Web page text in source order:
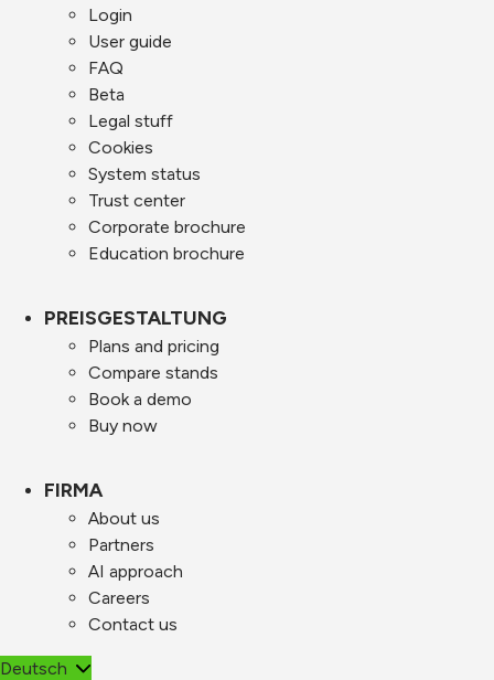
Login
User guide
FAQ
Beta
Legal stuff
Cookies
System status
Trust center
Corporate brochure
Education brochure
PREISGESTALTUNG
Plans and pricing
Compare stands
Book a demo
Buy now
FIRMA
About us
Partners
AI approach
Careers
Contact us
Deutsch